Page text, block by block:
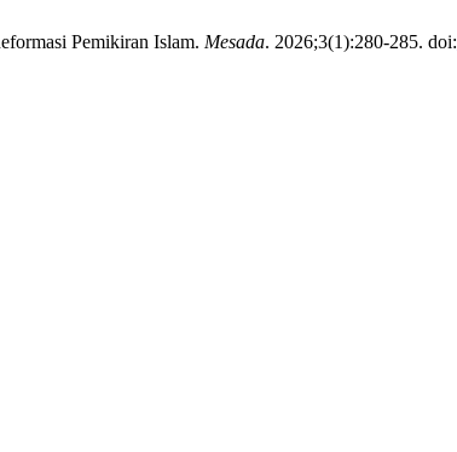
Pemikiran Islam. Mesada. 2026;3(1):280-285. doi: